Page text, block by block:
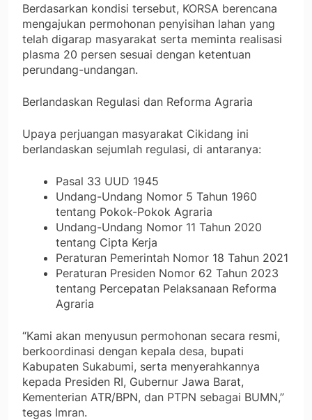
Berdasarkan kondisi tersebut, KORSA berencana
mengajukan permohonan penyisihan lahan yang
telah digarap masyarakat serta meminta realisasi
plasma 20 persen sesuai dengan ketentuan
perundang-undangan.
Berlandaskan Regulasi dan Reforma Agraria
Upaya perjuangan masyarakat Cikidang ini
berlandaskan sejumlah regulasi, di antaranya:
Pasal 33 UUD 1945
Undang-Undang Nomor 5 Tahun 1960
tentang Pokok-Pokok Agraria
Undang-Undang Nomor 11 Tahun 2020
tentang Cipta Kerja
Peraturan Pemerintah Nomor 18 Tahun 2021
Peraturan Presiden Nomor 62 Tahun 2023
tentang Percepatan Pelaksanaan Reforma
Agraria
“Kami akan menyusun permohonan secara resmi,
berkoordinasi dengan kepala desa, bupati
Kabupaten Sukabumi, serta menyerahkannya
kepada Presiden RI, Gubernur Jawa Barat,
Kementerian ATR/BPN, dan PTPN sebagai BUMN,”
tegas Imran.